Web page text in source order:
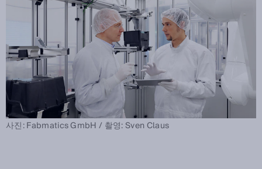
사진: Fabmatics GmbH / 촬영: Sven Claus